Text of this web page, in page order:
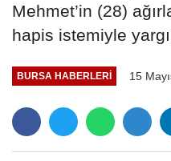
Mehmet’in (28)
hapis istemiyle
BURSA HABERLERI 15